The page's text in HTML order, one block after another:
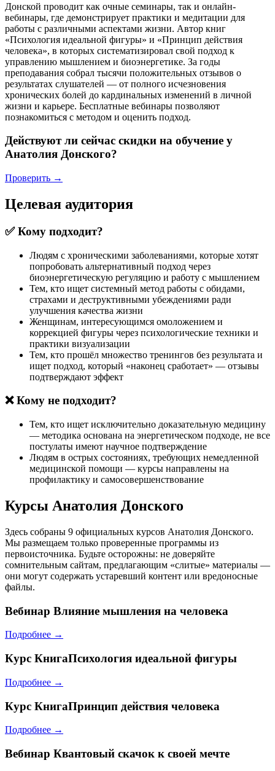
Донской проводит как очные семинары, так и онлайн-
вебинары, где демонстрирует практики и медитации для
работы с различными аспектами жизни. Автор книг
«Психология идеальной фигуры» и «Принцип действия
человека», в которых систематизировал свой подход к
управлению мышлением и биоэнергетике. За годы
преподавания собрал тысячи положительных отзывов о
результатах слушателей — от полного исчезновения
хронических болей до кардинальных изменений в личной
жизни и карьере. Бесплатные вебинары позволяют
познакомиться с методом и оценить подход.
Действуют ли сейчас скидки на обучение у
Анатолия Донского?
Проверить →
Целевая аудитория
✅ Кому подходит?
Людям с хроническими заболеваниями, которые хотят
попробовать альтернативный подход через
биоэнергетическую регуляцию и работу с мышлением
Тем, кто ищет системный метод работы с обидами,
страхами и деструктивными убеждениями ради
улучшения качества жизни
Женщинам, интересующимся омоложением и
коррекцией фигуры через психологические техники и
практики визуализации
Тем, кто прошёл множество тренингов без результата и
ищет подход, который «наконец сработает» — отзывы
подтверждают эффект
❌ Кому не подходит?
Тем, кто ищет исключительно доказательную медицину
— методика основана на энергетическом подходе, не все
постулаты имеют научное подтверждение
Людям в острых состояниях, требующих немедленной
медицинской помощи — курсы направлены на
профилактику и самосовершенствование
Курсы Анатолия Донского
Здесь собраны 9 официальных курсов Анатолия Донского.
Мы размещаем только проверенные программы из
первоисточника. Будьте осторожны: не доверяйте
сомнительным сайтам, предлагающим «слитые» материалы —
они могут содержать устаревший контент или вредоносные
файлы.
Вебинар Влияние мышления на человека
Подробнее →
Курс КнигаПсихология идеальной фигуры
Подробнее →
Курс КнигаПринцип действия человека
Подробнее →
Вебинар Квантовый скачок к своей мечте